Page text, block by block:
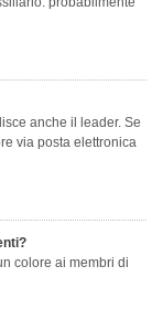
anche il leader. Se
via posta elettronica
colore ai membri di